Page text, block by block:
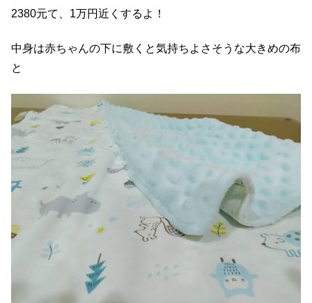
2380元て、1万円近くするよ！
中身は赤ちゃんの下に敷くと気持ちよさそうな大きめの布
と